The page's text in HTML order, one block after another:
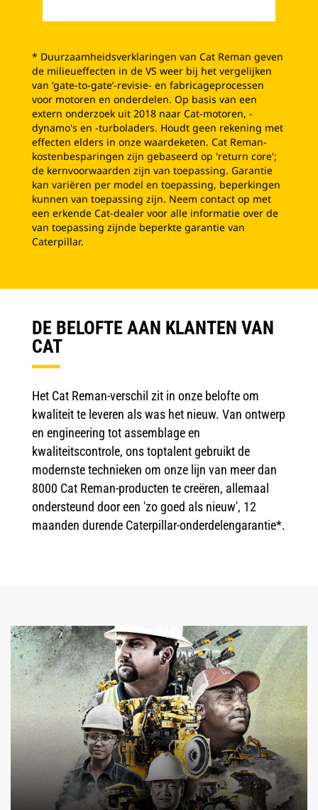
* Duurzaamheidsverklaringen van Cat Reman geven
de milieueffecten in de VS weer bij het vergelijken
van ‘gate-to-gate’-revisie- en fabricageprocessen
voor motoren en onderdelen. Op basis van een
extern onderzoek uit 2018 naar Cat-motoren, -
dynamo's en -turboladers. Houdt geen rekening met
effecten elders in onze waardeketen. Cat Reman-
kostenbesparingen zijn gebaseerd op 'return core';
de kernvoorwaarden zijn van toepassing. Garantie
kan variëren per model en toepassing, beperkingen
kunnen van toepassing zijn. Neem contact op met
een erkende Cat-dealer voor alle informatie over de
van toepassing zijnde beperkte garantie van
Caterpillar.
DE BELOFTE AAN KLANTEN VAN
CAT
Het Cat Reman-verschil zit in onze belofte om
kwaliteit te leveren als was het nieuw. Van ontwerp
en engineering tot assemblage en
kwaliteitscontrole, ons toptalent gebruikt de
modernste technieken om onze lijn van meer dan
8000 Cat Reman-producten te creëren, allemaal
ondersteund door een 'zo goed als nieuw', 12
maanden durende Caterpillar-onderdelengarantie*.